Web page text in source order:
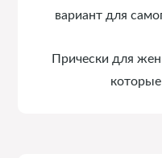
записям
вариант для
Прически для